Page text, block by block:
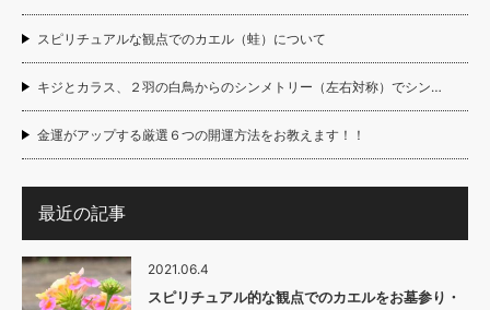
スピリチュアルな観点でのカエル（蛙）について
キジとカラス、２羽の白鳥からのシンメトリー（左右対称）でシン…
金運がアップする厳選６つの開運方法をお教えます！！
最近の記事
2021.06.4
スピリチュアル的な観点でのカエルをお墓参り・